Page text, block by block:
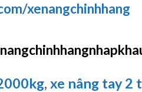
xenangchinhhang
, xe nâng tay 2